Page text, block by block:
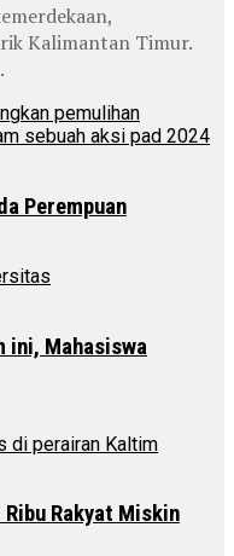
Kalimantan Timur.
Perempuan
ini, Mahasiswa
Rakyat Miskin